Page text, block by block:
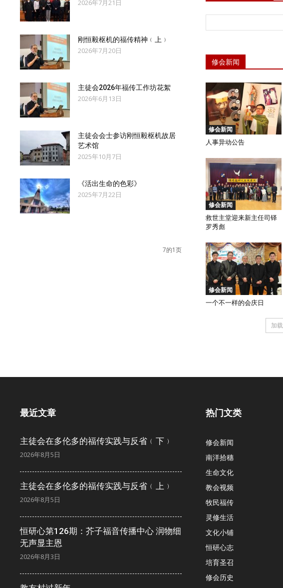
会
2026年7月21日
刚恒毅枢机的福传精神﹙上﹚
2026年7月20日
主徒会2026年福传工作坊花絮
2026年6月13日
主徒会会士参访刚恒毅枢机故居
艺术馆
2025年10月7日
《活出生命的色彩》
2025年7月22日
7的1页
修会新闻
修会新闻
人事异动公告
修会新闻
救世主堂迎来新主任司铎
罗秀彪
修会新闻
一个不一样的会庆日
加
最近文章
主徒会在多伦多的福传实践与反省﹙下﹚
2026年8月5日
主徒会在多伦多的福传实践与反省﹙上﹚
2026年8月5日
恒研心第126期：芥子福音传播中心 润物细
无声显主恩
2026年8月3日
热门文类
修会新闻
南洋拾穗
生命文化
教会视频
牧民福传
灵修生活
文化小铺
恒研心志
培育圣召
修会历史